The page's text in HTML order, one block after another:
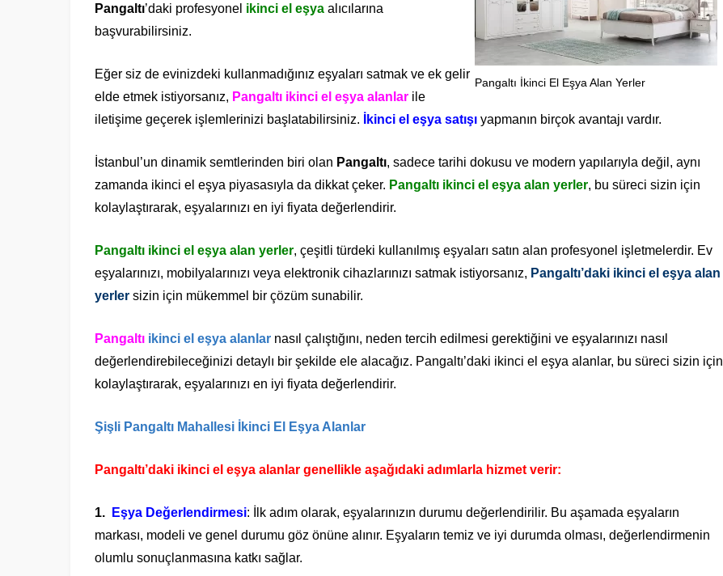
Pangaltı İkinci El Eşya Alan Yerler
Pangaltı’daki profesyonel ikinci el eşya alıcılarına
başvurabilirsiniz.
Eğer siz de evinizdeki kullanmadığınız eşyaları satmak ve ek gelir
elde etmek istiyorsanız, Pangaltı ikinci el eşya alanlar ile
iletişime geçerek işlemlerinizi başlatabilirsiniz.
İkinci el eşya satışı yapmanın birçok avantajı vardır.
İstanbul’un dinamik semtlerinden biri olan Pangaltı, sadece tarihi dokusu ve modern yapılarıyla değil, aynı
zamanda ikinci el eşya piyasasıyla da dikkat çeker. Pangaltı ikinci el eşya alan yerler, bu süreci sizin için
kolaylaştırarak, eşyalarınızı en iyi fiyata değerlendirir.
Pangaltı ikinci el eşya alan yerler, çeşitli türdeki kullanılmış eşyaları satın alan profesyonel işletmelerdir. Ev
eşyalarınızı, mobilyalarınızı veya elektronik cihazlarınızı satmak istiyorsanız, Pangaltı’daki ikinci el eşya alan
yerler sizin için mükemmel bir çözüm sunabilir.
Pangaltı ikinci el eşya alanlar nasıl çalıştığını, neden tercih edilmesi gerektiğini ve eşyalarınızı nasıl
değerlendirebileceğinizi detaylı bir şekilde ele alacağız. Pangaltı’daki ikinci el eşya alanlar, bu süreci sizin için
kolaylaştırarak, eşyalarınızı en iyi fiyata değerlendirir.
Şişli Pangaltı Mahallesi İkinci El Eşya Alanlar
Pangaltı’daki ikinci el eşya alanlar genellikle aşağıdaki adımlarla hizmet verir:
Eşya Değerlendirmesi: İlk adım olarak, eşyalarınızın durumu değerlendirilir. Bu aşamada eşyaların
markası, modeli ve genel durumu göz önüne alınır. Eşyaların temiz ve iyi durumda olması, değerlendirmenin
olumlu sonuçlanmasına katkı sağlar.